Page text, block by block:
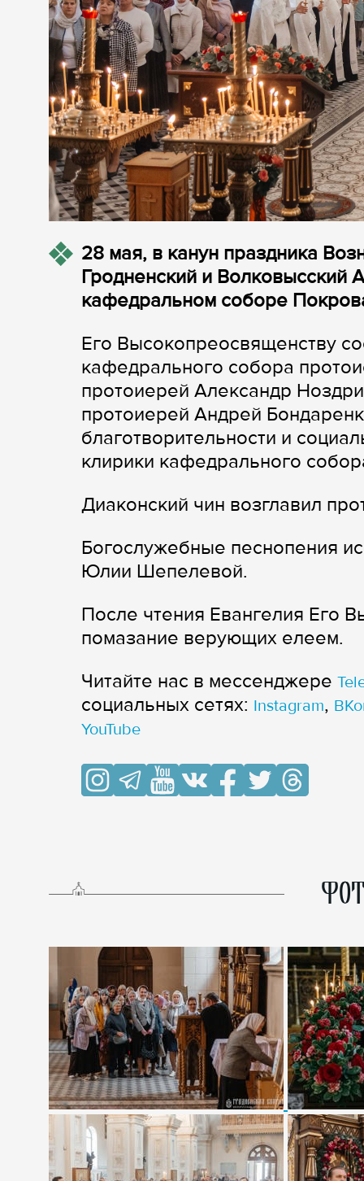
28 мая, в канун праздника
Гродненский и Волковысский
кафедральном соборе
Его Высокопреосвященству
кафедрального собора
протоиерей Александр
протоиерей Андрей
благотворительности и
клирики кафедрального
Диаконский чин возглавил
Богослужебные песнопения
Юлии Шепелевой.
После чтения Евангелия Его
помазание верующих елеем.
Читайте нас в мессенджере
cоциальных сетях: Instagram,
YouTube